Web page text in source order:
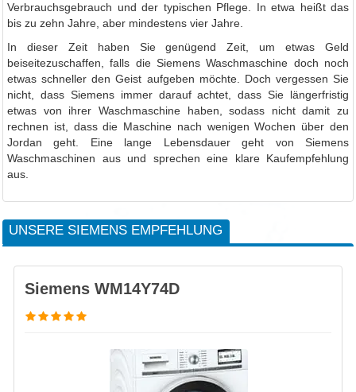
Verbrauchsgebrauch und der typischen Pflege. In etwa heißt das
bis zu zehn Jahre, aber mindestens vier Jahre.
In dieser Zeit haben Sie genügend Zeit, um etwas Geld
beiseitezuschaffen, falls die Siemens Waschmaschine doch noch
etwas schneller den Geist aufgeben möchte. Doch vergessen Sie
nicht, dass Siemens immer darauf achtet, dass Sie längerfristig
etwas von ihrer Waschmaschine haben, sodass nicht damit zu
rechnen ist, dass die Maschine nach wenigen Wochen über den
Jordan geht. Eine lange Lebensdauer geht von Siemens
Waschmaschinen aus und sprechen eine klare Kaufempfehlung
aus.
UNSERE SIEMENS EMPFEHLUNG
Siemens WM14Y74D